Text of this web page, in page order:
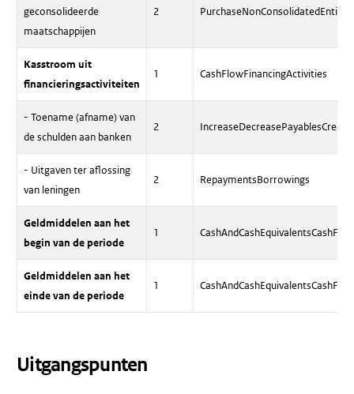
geconsolideerde
maatschappijen
2 PurchaseNonConsolidatedEntities
Kasstroom uit
financieringsactiviteiten
1 CashFlowFinancingActivities
- Toename (afname) van
de schulden aan banken
2
- Uitgaven ter aflossing
van leningen
2 RepaymentsBorrowings
Geldmiddelen aan het
begin van de periode
1
Geldmiddelen aan het
einde van de periode
1
Uitgangspunten